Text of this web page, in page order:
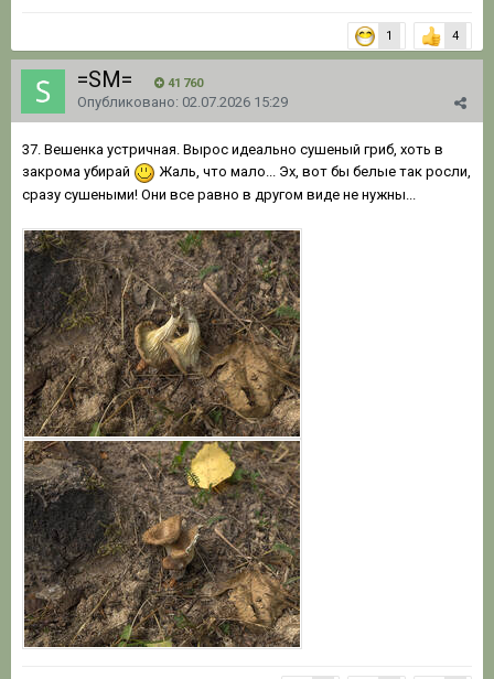
1 4
=SM= 41 760
Опубликовано: 02.07.2026 15:29
37. Вешенка устричная. Вырос идеально сушеный гриб, хоть в
закрома убирай
Жаль, что мало... Эх, вот бы белые так росли,
сразу сушеными! Они все равно в другом виде не нужны...